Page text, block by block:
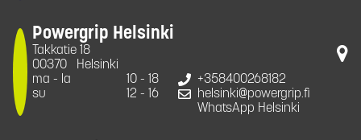
Powergrip Helsinki
Takkatie 18
00370
Helsinki
ma - la
10 - 18
su
12 - 16
+358400268182
helsinki@powergrip.fi
WhatsApp Helsinki